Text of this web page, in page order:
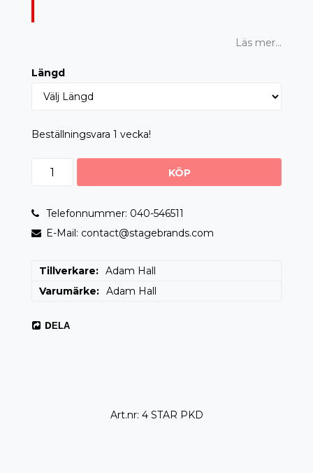
Läs mer...
Längd
Beställningsvara 1 vecka!
KÖP
Telefonnummer: 040-546511
E-Mail: contact@stagebrands.com
Tillverkare
Adam Hall
Varumärke
Adam Hall
DELA
Art.nr: 4 STAR PKD